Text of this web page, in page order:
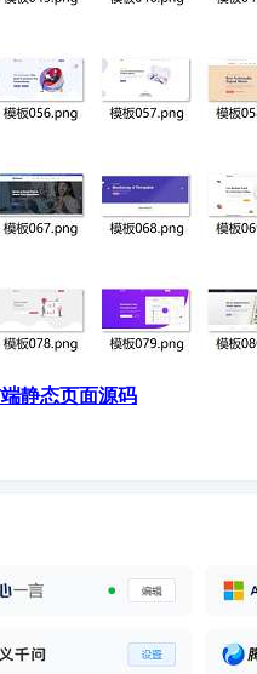
静态页面源码